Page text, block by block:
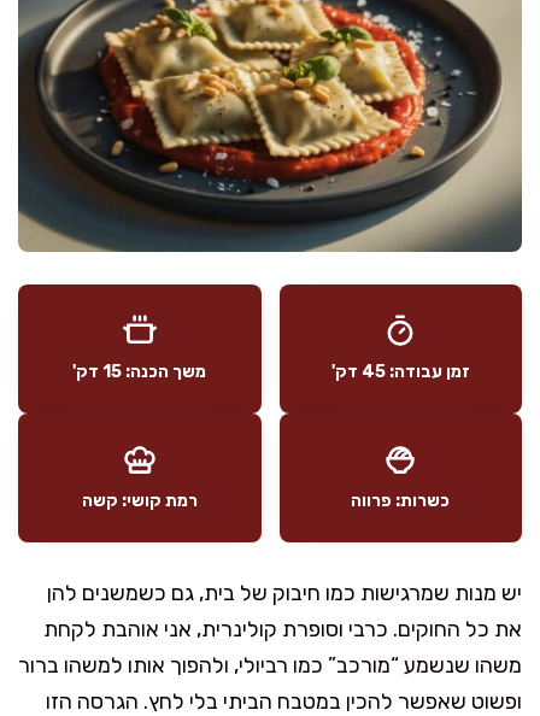
זמן עבודה: 45 דק' משך הכנה: 15 דק'
כשרות: פרווה רמת קושי: קשה
יש מנות שמרגישות כמו חיבוק של בית, גם כשמשנים להן
את כל החוקים. כרבי וסופרת קולינרית, אני אוהבת לקחת
משהו שנשמע “מורכב” כמו רביולי, ולהפוך אותו למשהו ברור
ופשוט שאפשר להכין במטבח הביתי בלי לחץ. הגרסה הזו